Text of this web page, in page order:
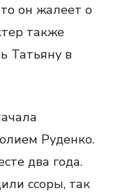
он жалеет о
также
Татьяну в
Руденко.
два года.
ссоры, так